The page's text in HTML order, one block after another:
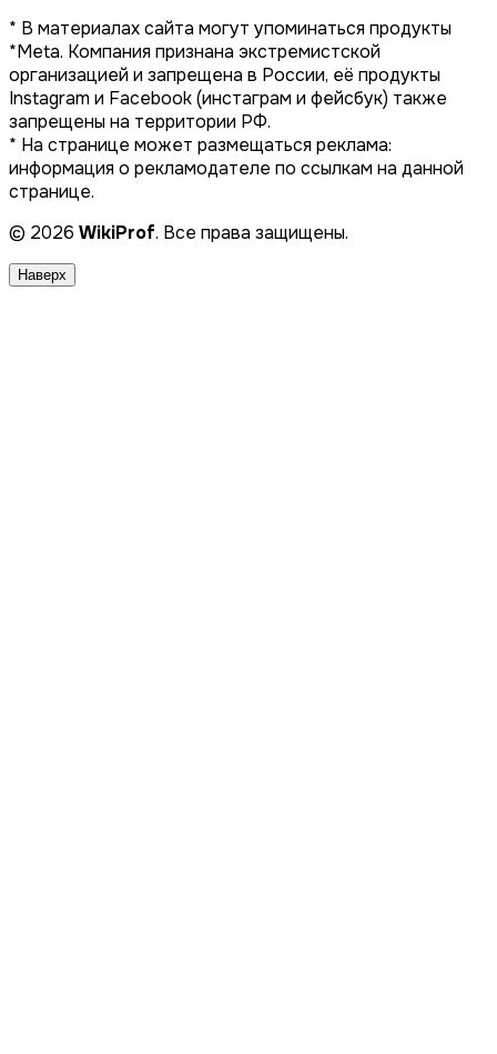
* В материалах сайта могут упоминаться продукты
*Meta. Компания признана экстремистской
организацией и запрещена в России, её продукты
Instagram и Facebook (инстаграм и фейсбук) также
запрещены на территории РФ.
* На странице может размещаться реклама:
информация о рекламодателе по ссылкам на данной
странице.
© 2026 WikiProf. Все права защищены.
Наверх